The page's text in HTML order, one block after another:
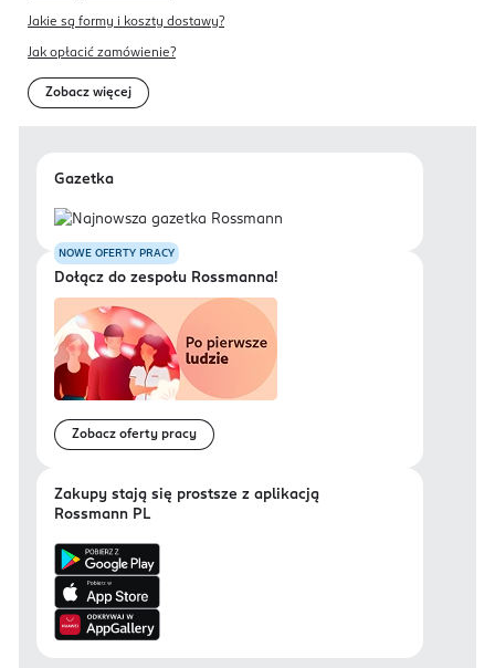
Jakie są formy i koszty dostawy?
Jak opłacić zamówienie?
Zobacz więcej
Gazetka
NOWE OFERTY PRACY
Dołącz do zespołu Rossmanna!
Zobacz oferty pracy
Zakupy stają się prostsze z aplikacją
Rossmann PL